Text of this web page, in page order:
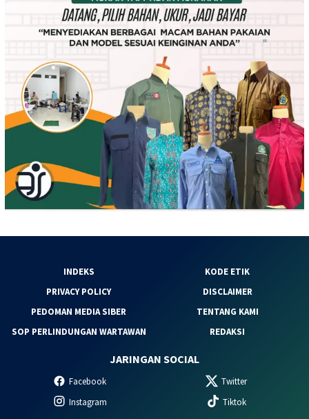
INDEKS
KODE ETIK
PRIVACY POLICY
DISCLAIMER
PEDOMAN MEDIA SIBER
TENTANG KAMI
SOP PERLINDUNGAN WARTAWAN
REDAKSI
JARINGAN SOCIAL
Facebook
Twitter
Instagram
Tiktok